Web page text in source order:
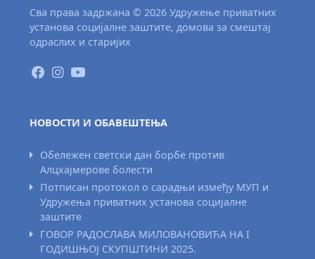
Сва права задржана © 2026 Удружење приватних
установа социјалне заштите, домова за смештај
одраслих и старијих
НОВОСТИ И ОБАВЕШТЕЊА
Обележен светски дан борбе против
Алцхајмерове болести
Потписан протокол о сарадњи између МУП и
Удружења приватних установа социјалне
заштите
ГОВОР РАДОСЛАВА МИЛОВАНОВИЋА НА I
ГОДИШЊОЈ СКУПШТИНИ 2025.